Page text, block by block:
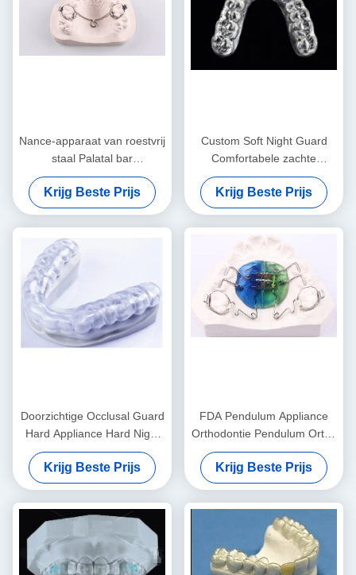
Nance-apparaat van roestvrij
staal Palatal bar
Orthodontisch functionele
apparaat
Krijg Beste Prijs
Custom Soft Night Guard
Comfortabele zachte
mondbeschermer voor het
slapen
Krijg Beste Prijs
Doorzichtige Occlusal Guard
Hard Appliance Hard Night
Guard Voor tandenknijpen
Krijg Beste Prijs
FDA Pendulum Appliance
Orthodontie Pendulum Ortho
Appliance Aanpasbaar
Krijg Beste Prijs